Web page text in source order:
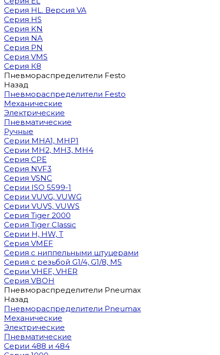
Серия HL. Версия VA
Серия HS
Серия KN
Серия NA
Серия PN
Серия VMS
Серия К8
Пневмораспределители Festo
Назад
Пневмораспределители Festo
Механические
Электрические
Пневматические
Ручные
Cерии MHA1, MHP1
Cерии MH2, MH3, MH4
Cерия CPE
Серия NVF3
Серия VSNC
Серии ISO 5599-1
Серии VUVG, VUWG
Серии VUVS, VUWS
Серия Tiger 2000
Серия Tiger Classic
Серии H, HW, T
Серия VMEF
Серия с ниппельными штуцерами
Серия с резьбой G1/4, G1/8, М5
Серии VHEF, VHER
Серия VBOH
Пневмораспределители Pneumax
Назад
Пневмораспределители Pneumax
Механические
Электрические
Пневматические
Серии 488 и 484